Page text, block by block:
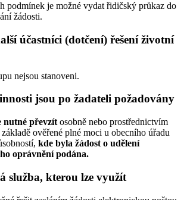
podmínek je možné vydat řidičský průkaz do
žádosti.
účastníci (dotčení) řešení životní
nejsou stanoveni.
jsou po žadateli požadovány
nutné převzít osobně nebo prostřednictvím
ověřené plné moci u obecního úřadu
kde byla žádost o udělení
oprávnění podána.
služba, kterou lze využít